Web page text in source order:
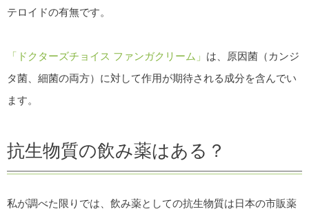
テロイドの有無です。
「ドクターズチョイス ファンガクリーム」 は、原因菌（カンジ
タ菌、細菌の両方）に対して作用が期待される成分を含んでい
ます。
抗生物質の飲み薬はある？
私が調べた限りでは、飲み薬としての抗生物質は日本の市販薬